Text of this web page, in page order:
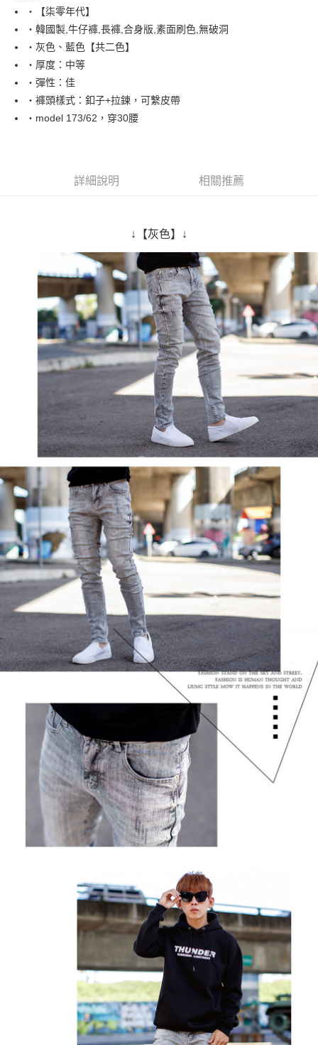
Apple Pay
街口支付
悠遊付
Google Pay
AFTEE先享後付
１．簡單：不需註冊會員、不需綁卡、不需儲值。
【「AFTEE先享後付」結帳流程】
結帳頁面，進行簡訊認證並確認金額後，即可完成結帳。
２．訂單成立數日內，您將收到繳費通知簡訊。
３．收到繳費通知簡訊後14天內，點擊此簡訊中的連結，可透過四大超商／
ATM／網路銀行／等多元方式進行付款，方視為交易完成。
※ 請注意：結帳手續完成當下不需立刻繳費，但若您需要取消訂單，請聯絡
購買商品的店家。未經商家同意取消之訂單仍視為有效，需透過AFTEE先享
後付繳納相關費用。
※ 交易是否成功請以「AFTEE先享後付 」之結帳頁面顯示為準，若有關於
是否繳費成功／繳費後需取消欲退款等相關疑問，請聯繫「AFTEE先享後付
客戶支援中心」
https://netprotections.freshdesk.com/support/home
【注意事項】
１．透過由恩沛科技股份有限公司提供之「AFTEE先享後付」服務完成之交
易，需依本服務之必要範圍內提供個人資料，並將交易相關給付款項請求債
權轉讓予恩沛科技股份有限公司。
２．關於個人資料處理事宜，請瀏覽以下網址：
https://aftee.tw/terms/#terms3
３．未成年的使用者請事先徵得法定代理人或監護人之同意方可使用
「AFTEE先享後付」，若未經同意申辦者引起之損失，本公司不負相關責
任。
４．使用「AFTEE先享後付」時，將依據個別帳號之用戶狀況，依本公司即
時審查核予不同之上限額度；若仍有額度不足之情形，本公司將視審查結果
請求用戶進行身份認證。
５．嚴禁一人註冊多個帳號或使用他人資訊註冊。若發現惡意使用之情形，
恩沛科技股份有限公司將有權停止該用戶之使用額度並採取法律行動。
每筆NT$80，滿NT$1,800(含以上)免運費
先付款後全家取貨
每筆NT$80，滿NT$1,800(含以上)免運費
7-11付款取貨
每筆NT$80，滿NT$1,800(含以上)免運費
先付款後7-11取貨
每筆NT$80，滿NT$1,800(含以上)免運費
每筆NT$120，滿NT$3,000(含以上)免運費
‧【柒零年代】
‧韓國製,牛仔褲,長褲,合身版,素面刷色,無破洞
‧灰色、藍色【共二色】
‧厚度：中等
‧彈性：佳
‧褲頭樣式：釦子+拉鍊，可繫皮帶
‧model 173/62，穿30腰
詳細說明 相關推薦
↓【灰色】↓